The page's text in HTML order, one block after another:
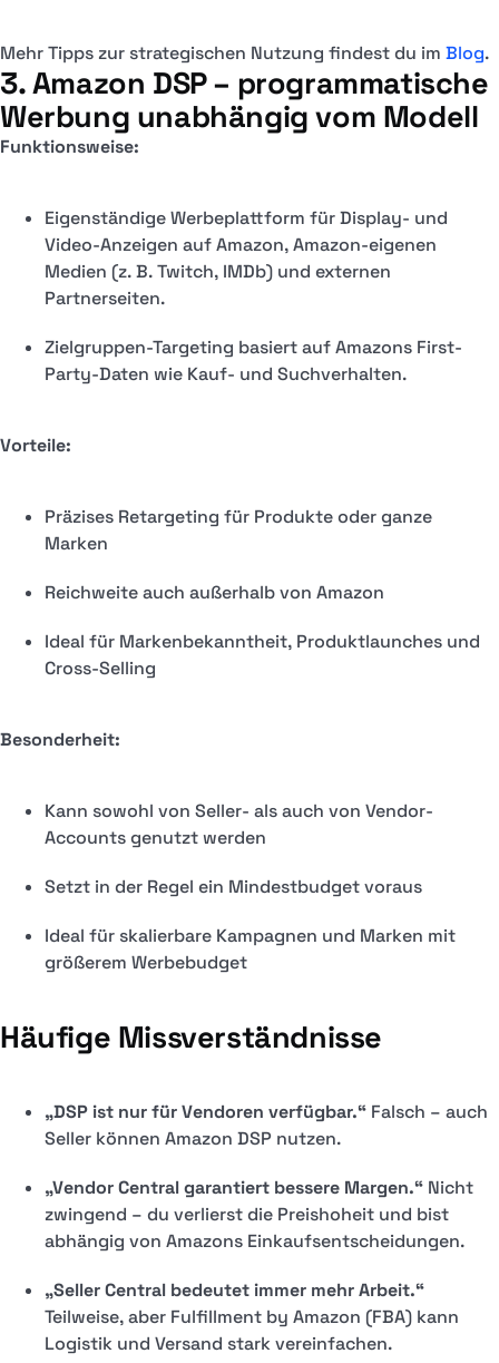
Mehr Tipps zur strategischen Nutzung findest du im Blog.
3. Amazon DSP – programmatische
Werbung unabhängig vom Modell
Funktionsweise:
Eigenständige Werbeplattform für Display- und
Video-Anzeigen auf Amazon, Amazon-eigenen
Medien (z. B. Twitch, IMDb) und externen
Partnerseiten.
Zielgruppen-Targeting basiert auf Amazons First-
Party-Daten wie Kauf- und Suchverhalten.
Vorteile:
Präzises Retargeting für Produkte oder ganze
Marken
Reichweite auch außerhalb von Amazon
Ideal für Markenbekanntheit, Produktlaunches und
Cross-Selling
Besonderheit:
Kann sowohl von Seller- als auch von Vendor-
Accounts genutzt werden
Setzt in der Regel ein Mindestbudget voraus
Ideal für skalierbare Kampagnen und Marken mit
größerem Werbebudget
Häufige Missverständnisse
„DSP ist nur für Vendoren verfügbar.“ Falsch – auch
Seller können Amazon DSP nutzen.
„Vendor Central garantiert bessere Margen.“ Nicht
zwingend – du verlierst die Preishoheit und bist
abhängig von Amazons Einkaufsentscheidungen.
„Seller Central bedeutet immer mehr Arbeit.“
Teilweise, aber Fulfillment by Amazon (FBA) kann
Logistik und Versand stark vereinfachen.